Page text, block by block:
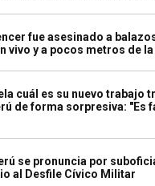
fue asesinado a
vivo y a pocos metros de
cuál es su nuevo trabajo
de forma sorpresiva: "Es
se pronuncia por
al Desfile Cívico Militar